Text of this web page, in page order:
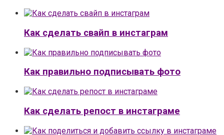
Как сделать свайп в инстаграм
Как правильно подписывать фото
Как сделать репост в инстаграме